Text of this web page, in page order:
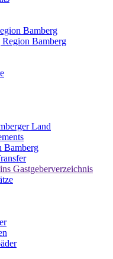
Bamberg
Bamberg
Land
Bamberg
Gastgeberverzeichnis